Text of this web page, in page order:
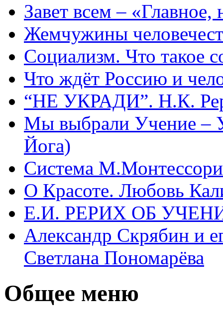
Завет всем –
Жемчужины
Социализм. Что такое
Что ждёт Россию и
“НЕ УКРАДИ”. Н.К.
Мы выбрали Учение –
Йога)
Система М.Монтессори
О Красоте. Любовь
Е.И. РЕРИХ ОБ
Александр Скрябин и
Светлана Пономарёва
Общее меню